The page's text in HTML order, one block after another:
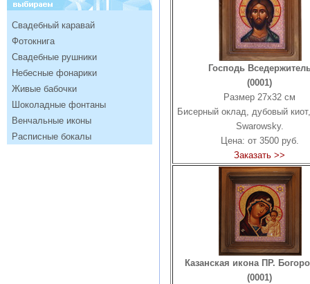
Свадебный каравай
Фотокнига
Свадебные рушники
Небесные фонарики
Живые бабочки
Шоколадные фонтаны
Венчальные иконы
Расписные бокалы
Господь
(0001)
Размер 27х32 см
Бисерный оклад, дубовый
Swarowsky.
Цена: от 3500 руб.
Заказать >>
Казанская икона ПР.
(0001)